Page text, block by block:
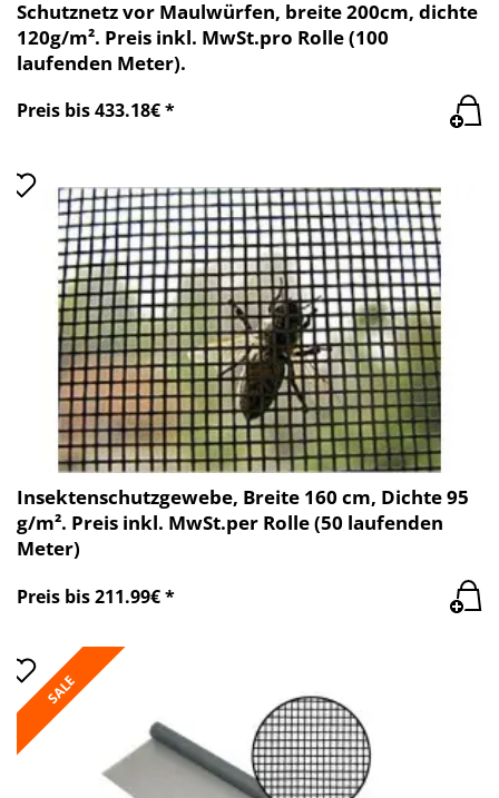
Schutznetz vor Maulwürfen, breite 200cm, dichte
120g/m². Preis inkl. MwSt.pro Rolle (100
laufenden Meter).
Preis bis 433.18€ *
Insektenschutzgewebe, Breite 160 cm, Dichte 95
g/m². Preis inkl. MwSt.per Rolle (50 laufenden
Meter)
Preis bis 211.99€ *
SALE